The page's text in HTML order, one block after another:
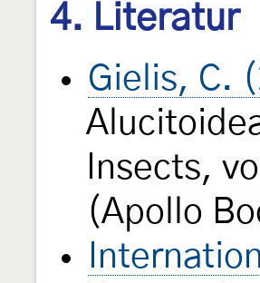
4. Literatur
Gielis, C.
Insects,
(Apollo